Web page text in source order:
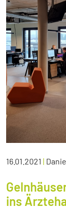
16.01.2021 |
ins